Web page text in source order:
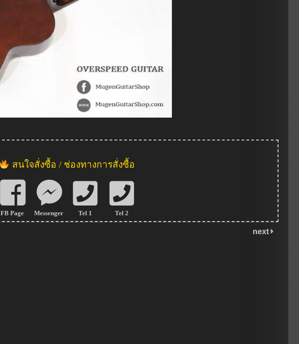
สนใจสั่งซื้อ / ช่องทางการสั่งซื้อ
FB Page Messenger Tel 1 Tel 2
next